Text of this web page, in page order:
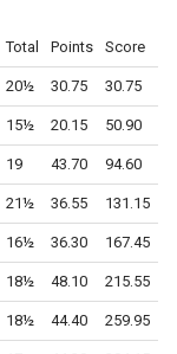
Total Points Score
20½ 30.75 30.75
15½ 20.15 50.90
19 43.70 94.60
21½ 36.55 131.15
16½ 36.30 167.45
18½ 48.10 215.55
18½ 44.40 259.95